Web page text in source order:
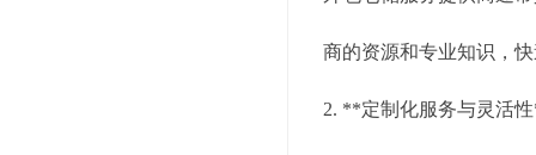
商的资源和专业知识，
2. **定制化服务与灵活